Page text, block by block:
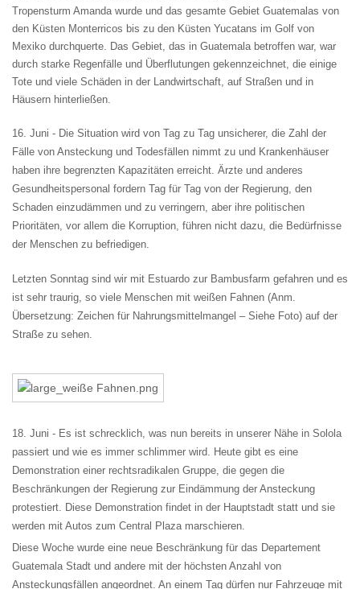
Tropensturm Amanda wurde und das gesamte Gebiet Guatemalas von
den Küsten Monterricos bis zu den Küsten Yucatans im Golf von
Mexiko durchquerte. Das Gebiet, das in Guatemala betroffen war, war
durch starke Regenfälle und Überflutungen gekennzeichnet, die einige
Tote und viele Schäden in der Landwirtschaft, auf Straßen und in
Häusern hinterließen.
16. Juni - Die Situation wird von Tag zu Tag unsicherer, die Zahl der
Fälle von Ansteckung und Todesfällen nimmt zu und Krankenhäuser
haben ihre begrenzten Kapazitäten erreicht. Ärzte und anderes
Gesundheitspersonal fordern Tag für Tag von der Regierung, den
Schaden einzudämmen und zu verringern, aber ihre politischen
Prioritäten, vor allem die Korruption, führen nicht dazu, die Bedürfnisse
der Menschen zu befriedigen.
Letzten Sonntag sind wir mit Estuardo zur Bambusfarm gefahren und es
ist sehr traurig, so viele Menschen mit weißen Fahnen (Anm.
Übersetzung: Zeichen für Nahrungsmittelmangel – Siehe Foto) auf der
Straße zu sehen.
18. Juni - Es ist schrecklich, was nun bereits in unserer Nähe in Solola
passiert und wie es immer schlimmer wird. Heute gibt es eine
Demonstration einer rechtsradikalen Gruppe, die gegen die
Beschränkungen der Regierung zur Eindämmung der Ansteckung
protestiert. Diese Demonstration findet in der Hauptstadt statt und sie
werden mit Autos zum Central Plaza marschieren.
Diese Woche wurde eine neue Beschränkung für das Departement
Guatemala Stadt und andere mit der höchsten Anzahl von
Ansteckungsfällen angeordnet. An einem Tag dürfen nur Fahrzeuge mit